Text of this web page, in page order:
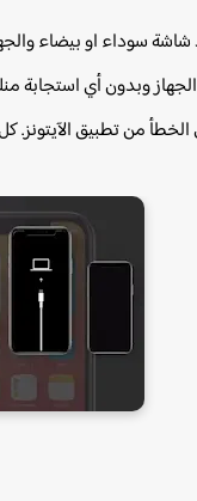
سوداء او بيضاء
وبدون أي استجابة
من تطبيق